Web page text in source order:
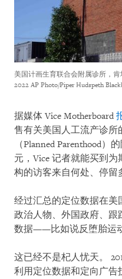
美国计画生育联合会附属诊所，肯
2022 AP Photo/Piper Hudspeth
据媒体 Vice Motherboard
售有关美国人工流产诊所
（Planned Parenthood）
元，Vice 记者就能买到
构的访客来自何处、停留
经过汇总的定位数据在
政治人物、外国政府、
数据——比如说反堕胎运
这已经不是杞人忧天。
利用定位数据和定向广告